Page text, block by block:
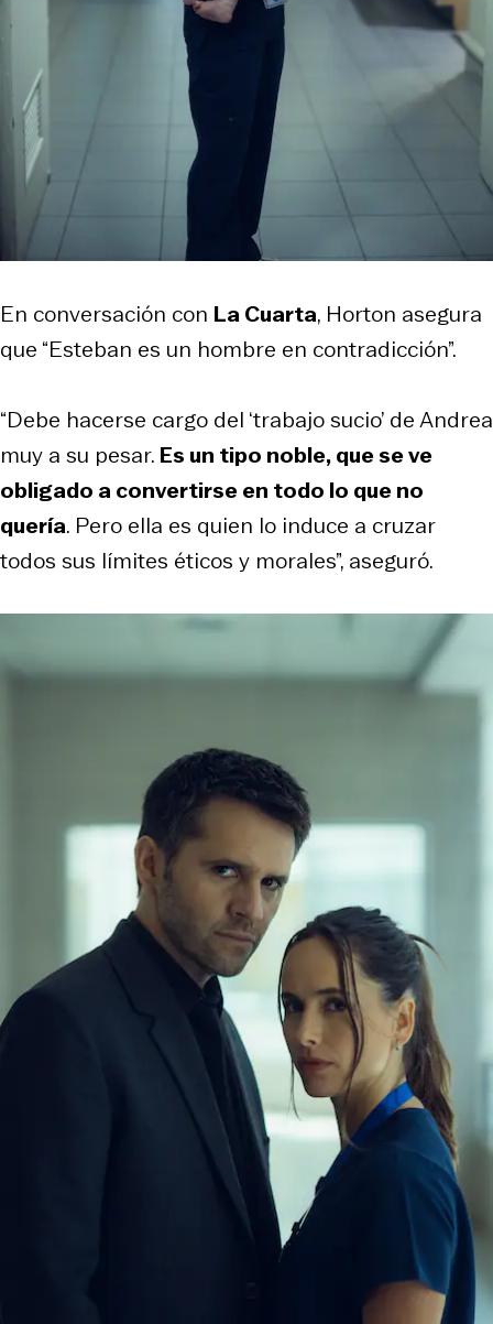
En conversación con La Cuarta, Horton asegura
que “Esteban es un hombre en contradicción”.
“Debe hacerse cargo del ‘trabajo sucio’ de Andrea
muy a su pesar. Es un tipo noble, que se ve
obligado a convertirse en todo lo que no
quería. Pero ella es quien lo induce a cruzar
todos sus límites éticos y morales”, aseguró.